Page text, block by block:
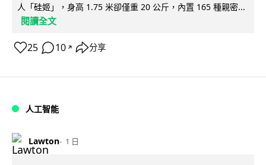
人「硅姬」，身高 1.75 米卻僅重 20 公斤，內置 165 種親密...
閱讀全文
25 10 ↗ 分享
人工智能
Lawton 1 日